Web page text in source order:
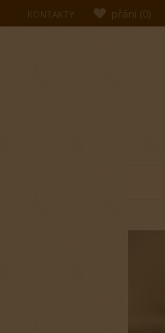
KONTAKTY přání (0)